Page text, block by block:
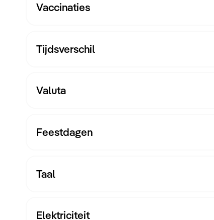
Vaccinaties
Tijdsverschil
Valuta
Feestdagen
Taal
Elektriciteit